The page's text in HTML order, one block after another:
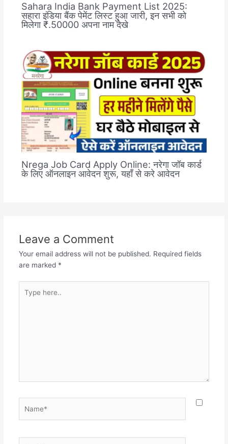
Sahara India Bank Payment List 2025:
सहारा इंडिया बैंक पेमेंट लिस्ट हुआ जारी, इन सभी को
मिलेगा ₹.50000 अपना नाम देखे
Nrega Job Card Apply Online: नरेगा जॉब कार्ड
के लिए ऑनलाइन आवेदन शुरू, यहाँ से करे आवेदन
Leave a Comment
Your email address will not be published. Required fields
are marked *
here..